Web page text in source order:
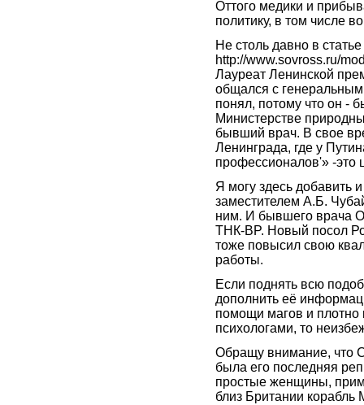
Оттого медики и
политику, в том числе
Не столь давно в
http://www.sovross.ru/
Лауреат Ленинской
общался с
понял, потому что он -
Министерстве
бывший врач. В свое
Ленинграда, где у
профессионалов'» -это
Я могу здесь добавить
заместителем А.Б.
ним. И бывшего врача
ТНК-BP. Новый посол
тоже повысил свою
работы.
Если поднять всю
дополнить её
помощи магов и плотно
психологами, то
Обращу внимание, что
была его последняя
простые женщины,
близ Британии корабль